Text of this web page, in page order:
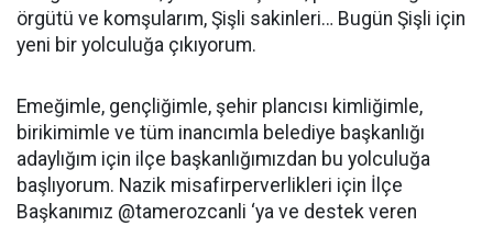
örgütü ve komşularım, Şişli sakinleri… Bugün Şişli için
yeni bir yolculuğa çıkıyorum.
Emeğimle, gençliğimle, şehir plancısı kimliğimle,
birikimimle ve tüm inancımla belediye başkanlığı
adaylığım için ilçe başkanlığımızdan bu yolculuğa
başlıyorum. Nazik misafirperverlikleri için İlçe
Başkanımız @tamerozcanli ‘ya ve destek veren